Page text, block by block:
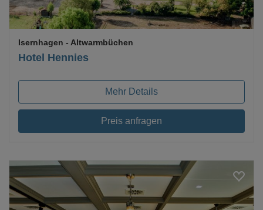
Hotel Hennies
Isernhagen - Altwarmbüchen
Mehr Details
Preis anfragen